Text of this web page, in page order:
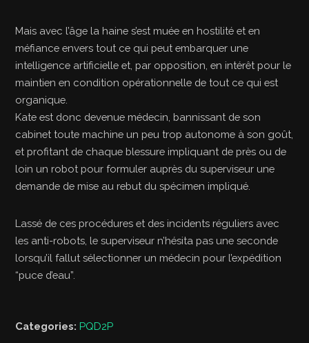
Mais avec l’âge la haine s’est muée en hostilité et en
méfiance envers tout ce qui peut embarquer une
intelligence artificielle et, par opposition, en intérêt pour le
maintien en condition opérationnelle de tout ce qui est
organique.
Kate est donc devenue médecin, bannissant de son
cabinet toute machine un peu trop autonome à son goût,
et profitant de chaque blessure impliquant de près ou de
loin un robot pour formuler auprès du superviseur une
demande de mise au rebut du spécimen impliqué.
Lassé de ces procédures et des incidents réguliers avec
les anti-robots, le superviseur n’hésita pas une seconde
lorsqu’il fallut sélectionner un médecin pour l’expédition
“puce d’eau”.
Categories:PQD2P